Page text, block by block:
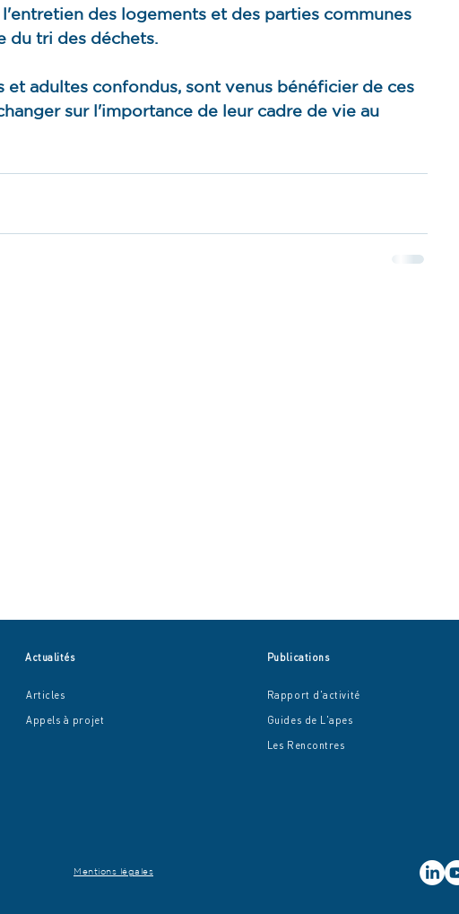
des logements et des parties communes
du tri des déchets.
et adultes confondus, sont venus bénéficier de ces
sur l'importance de leur cadre de vie au
Actualités
Articles
Appel s à projet
Publications
Rapport d'activité
Guides de L'apes
Les R encontres
Mentions légales